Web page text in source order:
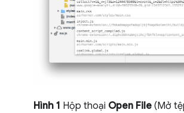
Hình 1 Hộp thoại Open File (Mở